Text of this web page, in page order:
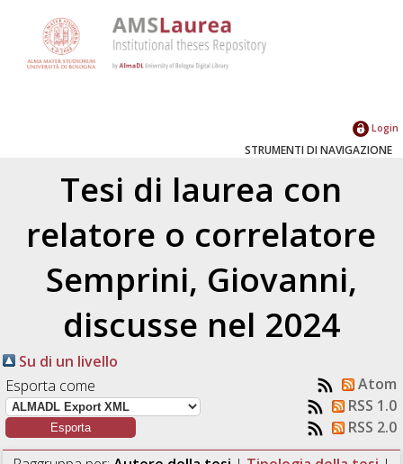
Login
STRUMENTI DI NAVIGAZIONE
Tesi di laurea con
relatore o correlatore
Semprini, Giovanni,
discusse nel 2024
Su di un livello
Esporta come
Atom
RSS 1.0
RSS 2.0